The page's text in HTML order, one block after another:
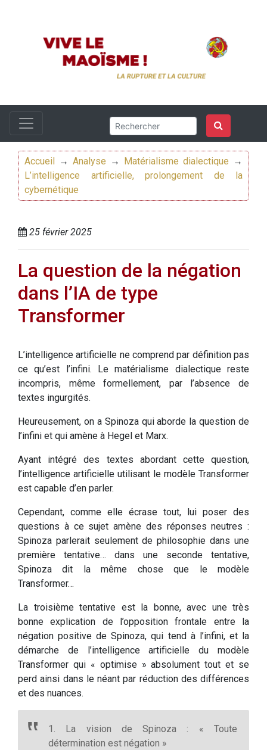
Accueil → Analyse → Matérialisme dialectique →
L’intelligence artificielle, prolongement de la
cybernétique
25 février 2025
La question de la négation
dans l’IA de type
Transformer
L’intelligence artificielle ne comprend par définition pas
ce qu’est l’infini. Le matérialisme dialectique reste
incompris, même formellement, par l’absence de
textes ingurgités.
Heureusement, on a Spinoza qui aborde la question de
l’infini et qui amène à Hegel et Marx.
Ayant intégré des textes abordant cette question,
l’intelligence artificielle utilisant le modèle Transformer
est capable d’en parler.
Cependant, comme elle écrase tout, lui poser des
questions à ce sujet amène des réponses neutres :
Spinoza parlerait seulement de philosophie dans une
première tentative… dans une seconde tentative,
Spinoza dit la même chose que le modèle
Transformer…
La troisième tentative est la bonne, avec une très
bonne explication de l’opposition frontale entre la
négation positive de Spinoza, qui tend à l’infini, et la
démarche de l’intelligence artificielle du modèle
Transformer qui « optimise » absolument tout et se
perd ainsi dans le néant par réduction des différences
et des nuances.
1. La vision de Spinoza : « Toute
détermination est négation »